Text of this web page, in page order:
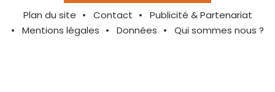
Plan du site Contact
Publicité & Partenariat
Mentions légales
Données Qui sommes nous ?